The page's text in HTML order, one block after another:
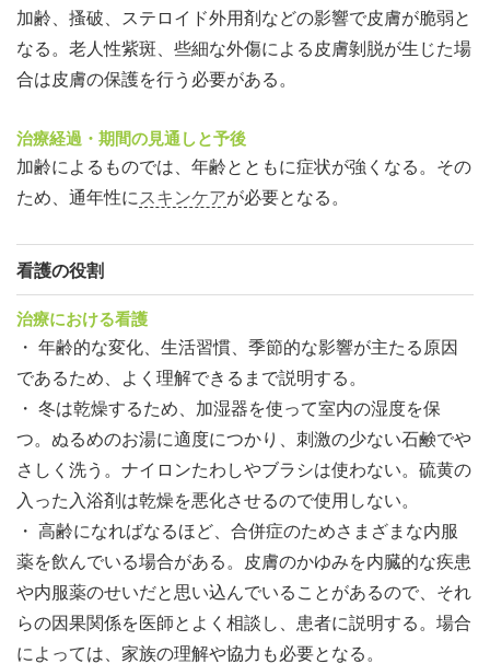
加齢、搔破、ステロイド外用剤などの影響で皮膚が脆弱と
なる。老人性紫斑、些細な外傷による皮膚剝脱が生じた場
合は皮膚の保護を行う必要がある。
治療経過・期間の見通しと予後
加齢によるものでは、年齢とともに症状が強くなる。その
ため、通年性に スキンケアが必要となる。
看護の役割
治療における看護
・ 年齢的な変化、生活習慣、季節的な影響が主たる原因
であるため、よく理解できるまで説明する。
・ 冬は乾燥するため、加湿器を使って室内の湿度を保
つ。ぬるめのお湯に適度につかり、刺激の少ない石鹸でや
さしく洗う。ナイロンたわしやブラシは使わない。硫黄の
入った入浴剤は乾燥を悪化させるので使用しない。
・ 高齢になればなるほど、合併症のためさまざまな内服
薬を飲んでいる場合がある。皮膚のかゆみを内臓的な疾患
や内服薬のせいだと思い込んでいることがあるので、それ
らの因果関係を医師とよく相談し、患者に説明する。場合
によっては、家族の理解や協力も必要となる。